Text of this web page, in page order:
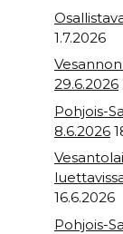
1.7.2026
29.6.2026
Pohjois-
8.6.2026
16.6.2026
Pohjois-